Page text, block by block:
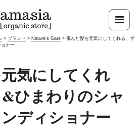
> ブランド > Nature's Gate >傷んだ髪を元気にしてくれる、ザ
ョナー
気にしてくれ
ひまわりのシャ
ディショナー